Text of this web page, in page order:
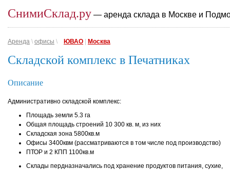
СнимиСклад.ру — аренда склада в Москве и
Аренда \ офисы \ ЮВАО Москва
Складской комплекс в Печатниках
Описание
Административно складской комплекс:
Площадь земли 5.3 га
Общая площадь строений 10 300 кв. м, из них
Складская зона 5800кв.м
Офисы 3400квм (рассматриваются в том числе под производство)
ПТОР и 2 КПП 1100кв.м
Склады пердназначались под хранение продуктов питания, сухие,